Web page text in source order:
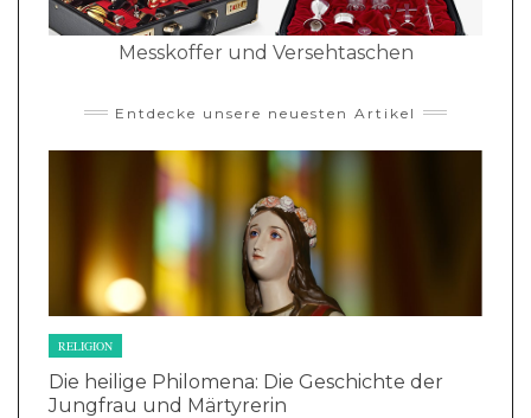
Messkoffer und Versehtaschen
Entdecke unsere neuesten Artikel
RELIGION
Die heilige Philomena: Die Geschichte der
Jungfrau und Märtyrerin